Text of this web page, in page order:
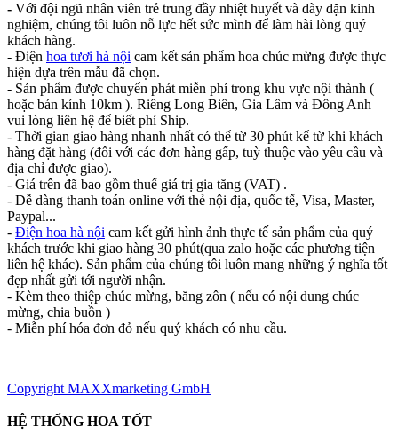
- Với đội ngũ nhân viên trẻ trung đầy nhiệt huyết và dày dặn kinh
nghiệm, chúng tôi luôn nỗ lực hết sức mình để làm hài lòng quý
khách hàng.
- Điện hoa tươi hà nội cam kết sản phẩm hoa chúc mừng được thực
hiện dựa trên mẫu đã chọn.
- Sản phẩm được chuyển phát miễn phí trong khu vực nội thành (
hoặc bán kính 10km ). Riêng Long Biên, Gia Lâm và Đông Anh
vui lòng liên hệ để biết phí Ship.
- Thời gian giao hàng nhanh nhất có thể từ 30 phút kể từ khi khách
hàng đặt hàng (đối với các đơn hàng gấp, tuỳ thuộc vào yêu cầu và
địa chỉ được giao).
- Giá trên đã bao gồm thuế giá trị gia tăng (VAT) .
- Dễ dàng thanh toán online với thẻ nội địa, quốc tế, Visa, Master,
Paypal...
- Điện hoa hà nội cam kết gửi hình ảnh thực tế sản phẩm của quý
khách trước khi giao hàng 30 phút(qua zalo hoặc các phương tiện
liên hệ khác). Sản phẩm của chúng tôi luôn mang những ý nghĩa tốt
đẹp nhất gửi tới người nhận.
- Kèm theo thiệp chúc mừng, băng zôn ( nếu có nội dung chúc
mừng, chia buồn )
- Miễn phí hóa đơn đỏ nếu quý khách có nhu cầu.
Copyright MAXXmarketing GmbH
HỆ THỐNG HOA TỐT